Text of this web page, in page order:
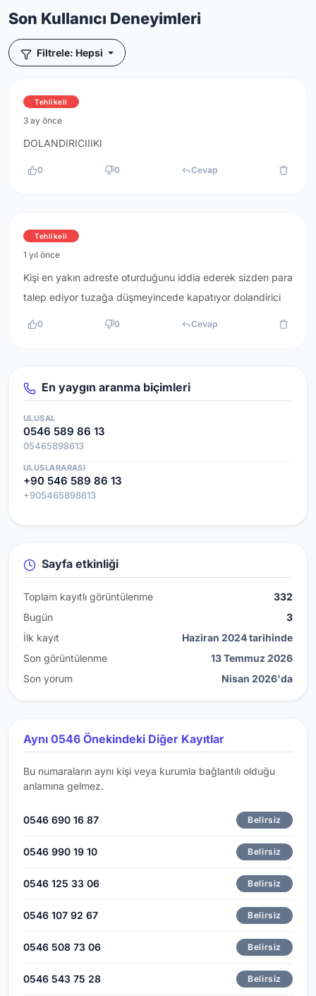
Son Kullanıcı Deneyimleri
Filtrele: Hepsi
Tehlikeli
3 ay önce
DOLANDIRICIIIKI
0 0 Cevap
Tehlikeli
1 yıl önce
Kişi en yakın adreste oturduğunu iddia ederek sizden para
talep ediyor tuzağa düşmeyincede kapatıyor dolandirici
0 0 Cevap
En yaygın aranma biçimleri
ULUSAL
0546 589 86 13
05465898613
ULUSLARARASI
+90 546 589 86 13
+905465898613
Sayfa etkinliği
Toplam kayıtlı görüntülenme
332
Bugün
3
İlk kayıt
Haziran 2024 tarihinde
Son görüntülenme
13 Temmuz 2026
Son yorum
Nisan 2026'da
Aynı 0546 Önekindeki Diğer Kayıtlar
Bu numaraların aynı kişi veya kurumla bağlantılı olduğu
anlamına gelmez.
0546 690 16 87 Belirsiz
0546 990 19 10 Belirsiz
0546 125 33 06 Belirsiz
0546 107 92 67 Belirsiz
0546 508 73 06 Belirsiz
0546 543 75 28 Belirsiz